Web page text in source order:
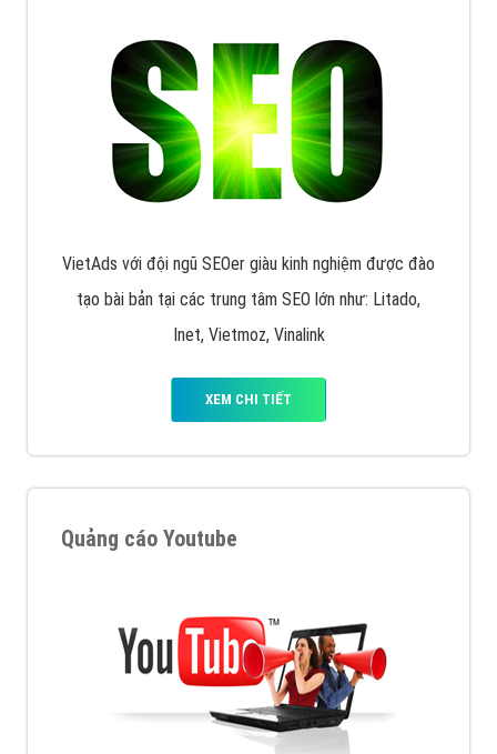
VietAds với đội ngũ SEOer giàu kinh nghiệm được đào
tạo bài bản tại các trung tâm SEO lớn như: Litado,
Inet, Vietmoz, Vinalink
XEM CHI TIẾT
Quảng cáo Youtube